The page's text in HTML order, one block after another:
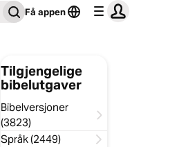
Få appen
Tilgjengelige
bibelutgaver
Bibelversjoner
(3823)
Språk (2449)